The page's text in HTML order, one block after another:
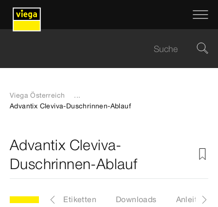
Viega Österreich
...
Advantix Cleviva-Duschrinnen-Ablauf
Advantix Cleviva-
Duschrinnen-Ablauf
Artikel Etiketten Downloads